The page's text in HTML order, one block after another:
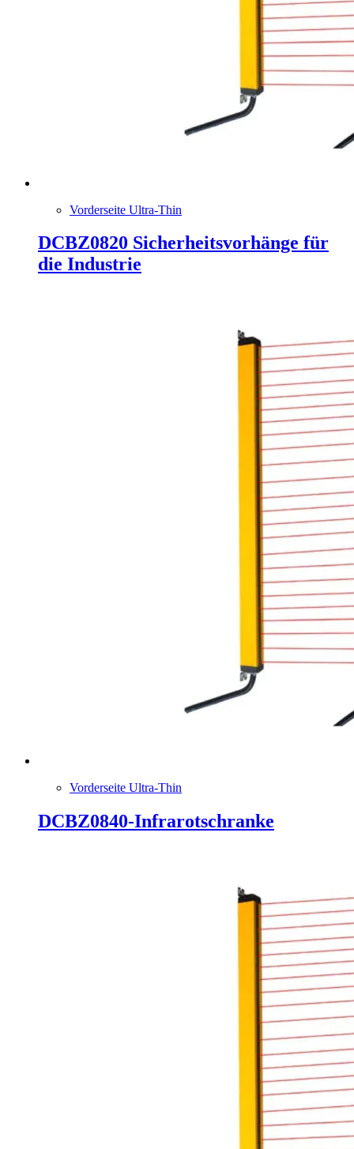
Vorderseite Ultra-Thin
DCBZ0820 Sicherheitsvorhänge für
die Industrie
Vorderseite Ultra-Thin
DCBZ0840-Infrarotschranke